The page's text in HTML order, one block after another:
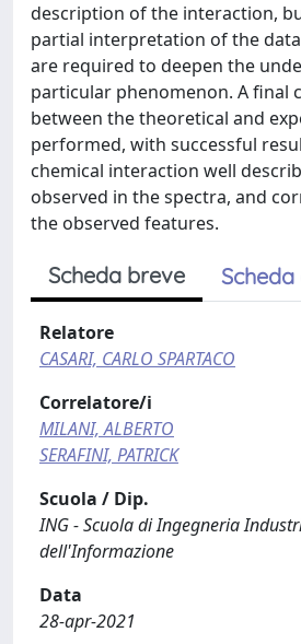
description of the interaction,
partial interpretation of the
are required to deepen the
particular phenomenon. A final
between the theoretical and
performed, with successful
chemical interaction well
observed in the spectra, and
the observed features.
Scheda breve
Relatore
CASARI, CARLO SPARTACO
Correlatore/i
MILANI, ALBERTO
SERAFINI, PATRICK
Scuola / Dip.
ING - Scuola di Ingegneria
dell'Informazione
Data
28-apr-2021